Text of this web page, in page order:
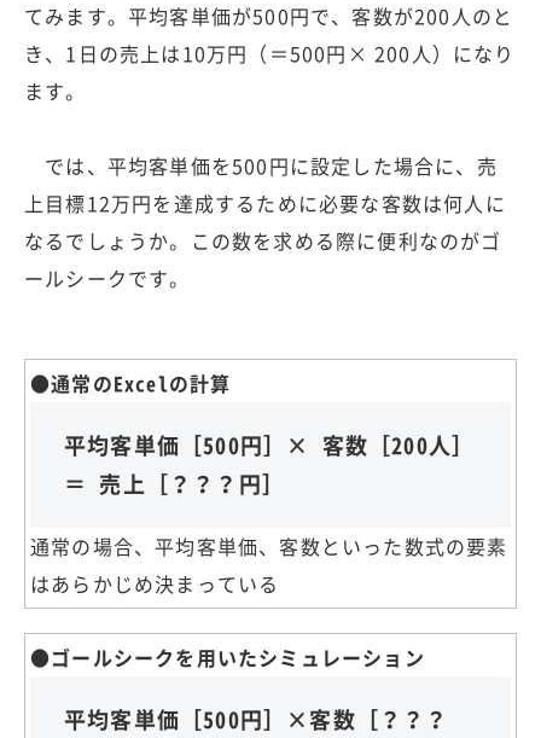
てみます。平均客単価が500円で、客数が200人のと
き、1日の売上は10万円（＝500円× 200人）になり
ます。
では、平均客単価を500円に設定した場合に、売
上目標12万円を達成するために必要な客数は何人に
なるでしょうか。この数を求める際に便利なのがゴ
ールシークです。
●通常のExcelの計算
平均客単価［500円］× 客数［200人］
＝ 売上［？？？円］
通常の場合、平均客単価、客数といった数式の要素
はあらかじめ決まっている
●ゴールシークを用いたシミュレーション
平均客単価［500円］×客数［？？？